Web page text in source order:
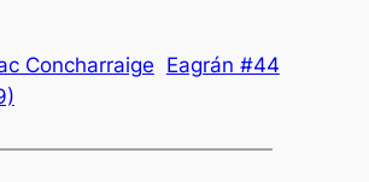
Concharraige Eagrán #44